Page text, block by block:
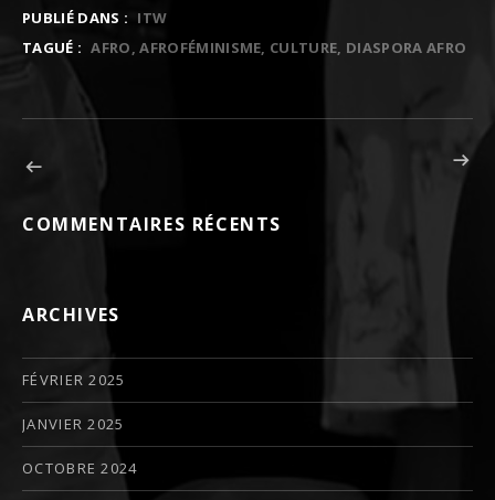
PUBLIÉ DANS : ITW
TAGUÉ : AFRO AFROFÉMINISME CULTURE DIASPORA AFRO
Navigation de l’article
ARTICLE PRÉCÉDENT : WHAT’S THE F* #10| EN FINIR AVEC
COMMENTAIRES RÉCENTS
ARCHIVES
FÉVRIER 2025
JANVIER 2025
OCTOBRE 2024